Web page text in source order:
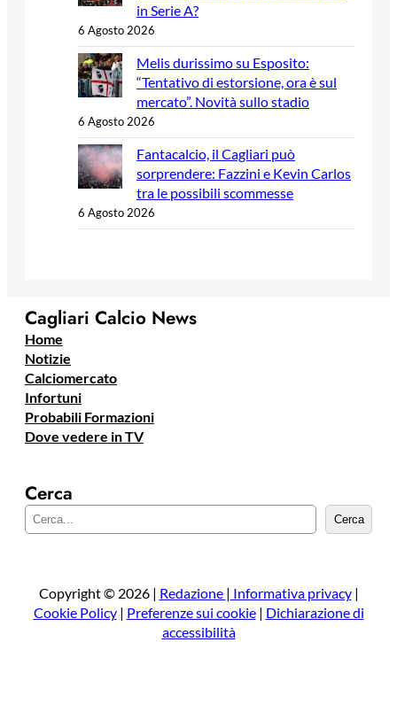
in Serie A?
6 Agosto 2026
Melis durissimo su Esposito:
“Tentativo di estorsione, ora è sul
mercato”. Novità sullo stadio
6 Agosto 2026
Fantacalcio, il Cagliari può
sorprendere: Fazzini e Kevin Carlos
tra le possibili scommesse
6 Agosto 2026
Cagliari Calcio News
Home
Notizie
Calciomercato
Infortuni
Probabili Formazioni
Dove vedere in TV
Cerca
e
a
Cerca
Copyright © 2026 | Redazione | Informativa privacy|
Cookie Policy| Preferenze sui cookie| Dichiarazione di
accessibilità